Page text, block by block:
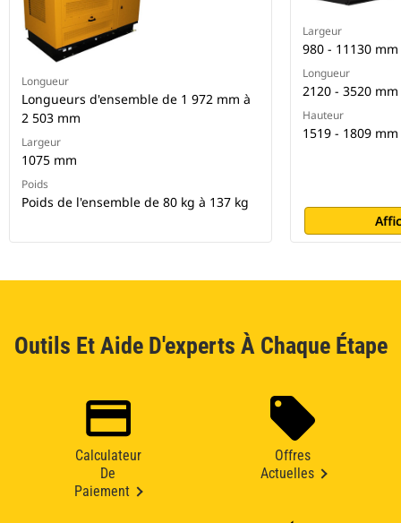
Longueur
Longueurs d'ensemble de 1 972 mm à
2 503 mm
Largeur
1075 mm
Poids
Poids de l'ensemble de 80 kg à 137 kg
Largeur
980 - 11130 mm
Longueur
2120 - 3520 mm
Hauteur
1519 - 1809 mm
Outils Et Aide D'experts À Chaque Étape
Calculateur
De
Paiement
Offres
Actuelles